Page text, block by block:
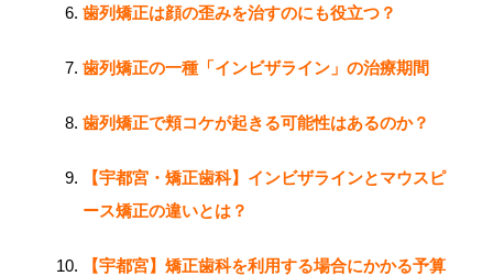
歯列矯正は顔の歪みを治すのにも役立つ？
歯列矯正の一種「インビザライン」の治療期間
歯列矯正で頬コケが起きる可能性はあるのか？
【宇都宮・矯正歯科】インビザラインとマウスピ
ース矯正の違いとは？
【宇都宮】矯正歯科を利用する場合にかかる予算